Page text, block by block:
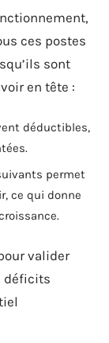
ces postes
sont
en tête :
déductibles,
permet
ce qui donne
valider
déficits